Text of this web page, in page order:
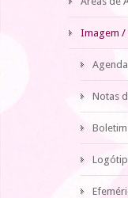
Imagem /
Notas
Boletim